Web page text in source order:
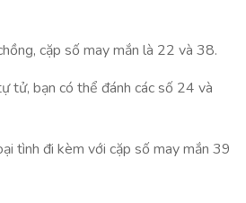
cặp số may mắn là 22 và 38.
tử, bạn có thể đánh các số 24 và
tình đi kèm với cặp số may mắn 39